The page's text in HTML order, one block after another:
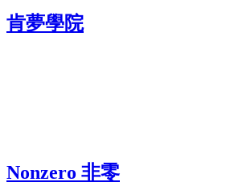
肯夢學院
Nonzero 非零